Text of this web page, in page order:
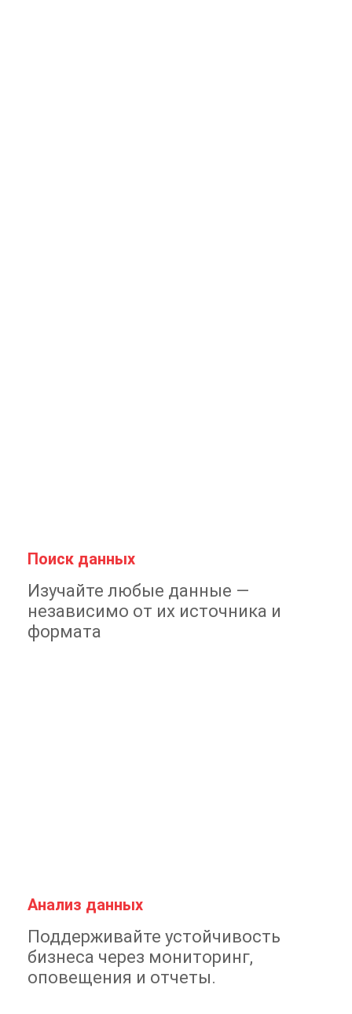
Поиск данных
Изучайте любые данные —
независимо от их источника и
формата
Анализ данных
Поддерживайте устойчивость
бизнеса через мониторинг,
оповещения и отчеты.